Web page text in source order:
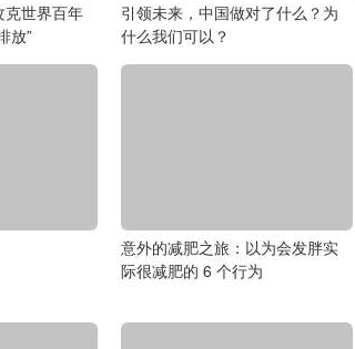
克世界百年
放”
引领未来，中国做对了什么？为
什么我们可以？
意外的减肥之旅：以为会发胖实
际很减肥的 6 个行为